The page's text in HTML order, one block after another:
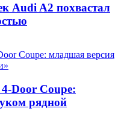
Audi A2 похвастал
Door Coupe:
рядной